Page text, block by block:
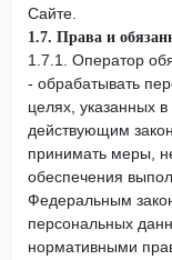
Сайте.
1.7. Права и
1.7.1. Оператор
- обрабатывать
целях, указанных
действующим
принимать меры,
обеспечения
Федеральным
персональных
нормативными